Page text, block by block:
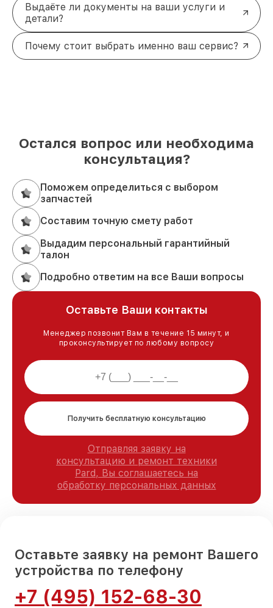
Выдаёте ли документы на ваши услуги и
детали?
Почему стоит выбрать именно ваш сервис?
Остался вопрос или необходима
консультация?
Поможем определиться с выбором
запчастей
Составим точную смету работ
Выдадим персональный гарантийный
талон
Подробно ответим на все Ваши вопросы
Оставьте Ваши контакты
Менеджер позвонит Вам в течение 15 минут, и
проконсультирует по любому вопросу
Получить бесплатную консультацию
Отправляя заявку на
консультацию и ремонт техники
Pard, Вы соглашаетесь на
обработку персональных данных
Оставьте заявку на ремонт Вашего
устройства по телефону
+7 (495) 152-68-30